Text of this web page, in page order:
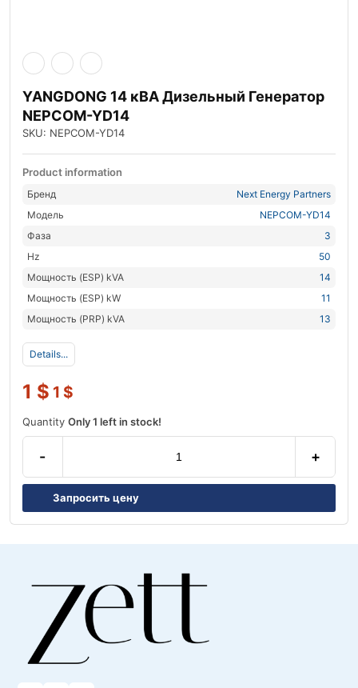
YANGDONG 14 кВА Дизельный Генератор
NEPCOM-YD14
SKU: NEPCOM-YD14
Product information
Бренд
Next Energy Partners
Модель
NEPCOM-YD14
Фаза
3
Hz
50
Мощность (ESP) kVA
14
Мощность (ESP) kW
11
Мощность (PRP) kVA
13
Details...
1 $ 1 $
Quantity Only 1 left in stock!
- +
Запросить цену